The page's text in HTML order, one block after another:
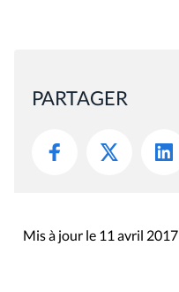
PARTAGER
Mis à jour le 11 avril 2017